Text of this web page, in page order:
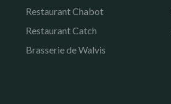
Restaurant Chabot
Restaurant Catch
Brasserie de Walvis